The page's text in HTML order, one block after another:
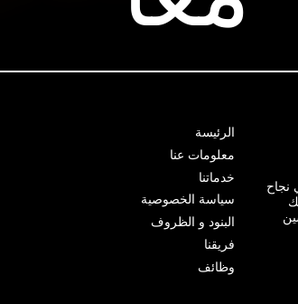
نجاح
الرئيسة
معلومات عنا
خدماتنا
سياسة الخصوصية
البنود و الظروف
فريقنا
وظائف